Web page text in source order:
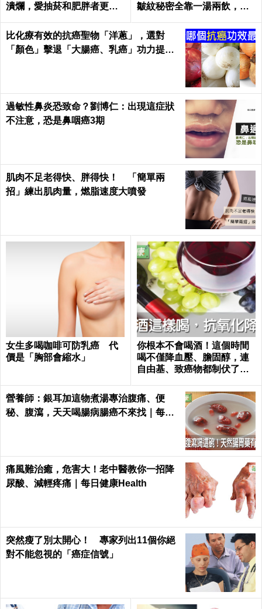
潰爛，愛抽菸和肥胖者更要
皺紋秘密全靠一湯兩飲，熬
日健康 Health
比化療有效的抗癌聖物「洋蔥」，選對
「顏色」擊退「大腸癌、乳癌」功力提升1
過敏性鼻炎恐致命？劉博仁：出現這症狀
不注意，恐是鼻咽癌3期
肌肉不足老得快、胖得快！ 「簡單兩
招」練出肌肉量，燃脂速度大噴發
女生多喝咖啡可防乳癌 代
價是「胸部會縮水」
你根本不會喝酒！這個時間
喝不僅降血壓、膽固醇，連
自由基、致癌物都制伏了｜
營養師：銀耳加這物煮湯專治腹痛、便
秘、腹瀉，天天喝腸病腸癌不來找｜每日
痛風難治癒，危害大！老中醫教你一招降
尿酸、減輕疼痛｜每日健康Health
突然瘦了別太開心！ 專家列出11個你絕
對不能忽視的「癌症信號」